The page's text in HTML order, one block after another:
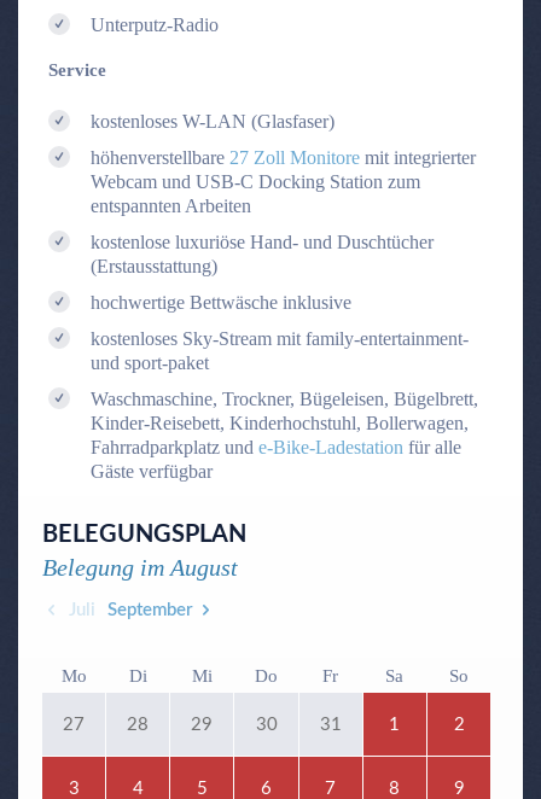
Unterputz-Radio
Service
kostenloses W-LAN (Glasfaser)
höhenverstellbare 27 Zoll Monitore mit integrierter
Webcam und USB-C Docking Station zum
entspannten Arbeiten
kostenlose luxuriöse Hand- und Duschtücher
(Erstausstattung)
hochwertige Bettwäsche inklusive
kostenloses Sky-Stream mit family-entertainment-
und sport-paket
Waschmaschine, Trockner, Bügeleisen, Bügelbrett,
Kinder-Reisebett, Kinderhochstuhl, Bollerwagen,
Fahrradparkplatz und e-Bike-Ladestation für alle
Gäste verfügbar
BELEGUNGSPLAN
Belegung im August
September
Juli
Mo Di Mi Do Fr Sa So
27 28 29 30 31 1 2
3 4 5 6 7 8 9